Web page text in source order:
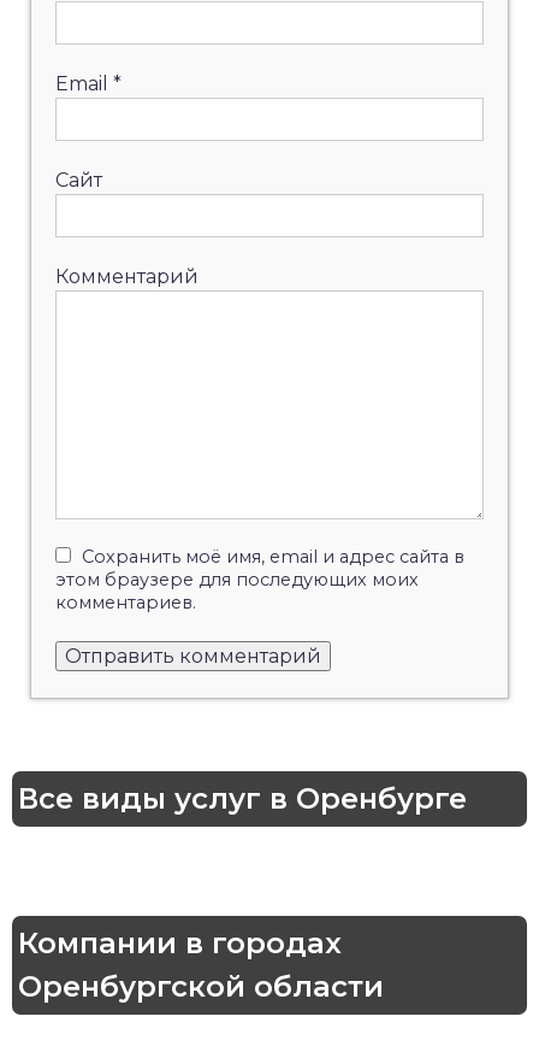
Email *
Сайт
Комментарий
Сохранить моё имя, email и адрес сайта в
этом браузере для последующих моих
комментариев.
Все виды услуг в Оренбурге
Компании в городах
Оренбургской области